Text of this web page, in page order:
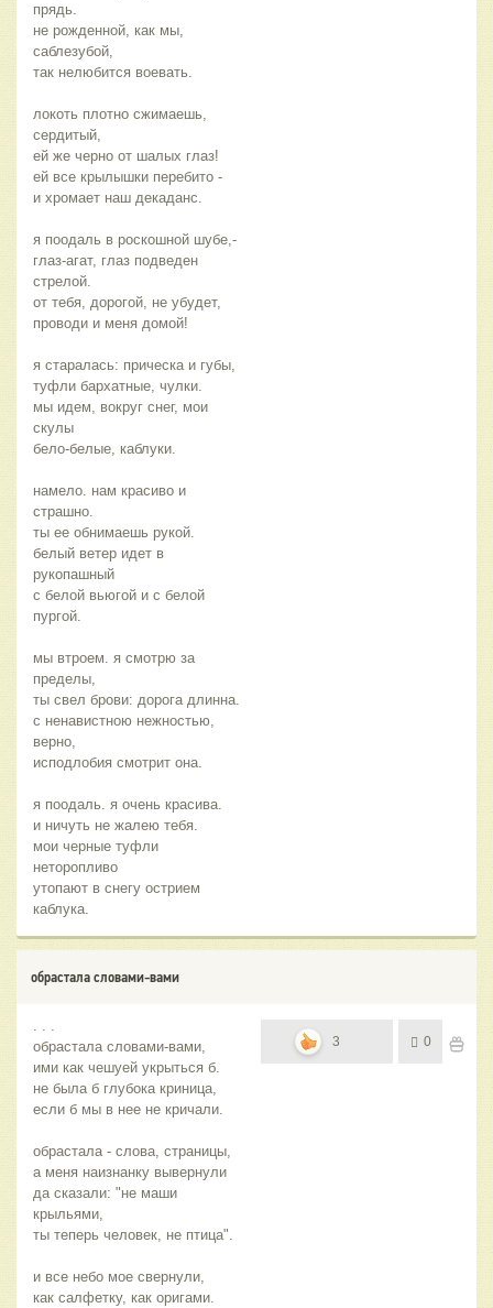
прядь.
не рожденной, как мы,
саблезубой,
так нелюбится воевать.
локоть плотно сжимаешь,
сердитый,
ей же черно от шалых глаз!
ей все крылышки перебито -
и хромает наш декаданс.
я поодаль в роскошной шубе,-
глаз-агат, глаз подведен
стрелой.
от тебя, дорогой, не убудет,
проводи и меня домой!
я старалась: прическа и губы,
туфли бархатные, чулки.
мы идем, вокруг снег, мои
скулы
бело-белые, каблуки.
намело. нам красиво и
страшно.
ты ее обнимаешь рукой.
белый ветер идет в
рукопашный
с белой вьюгой и с белой
пургой.
мы втроем. я смотрю за
пределы,
ты свел брови: дорога длинна.
с ненавистною нежностью,
верно,
исподлобия смотрит она.
я поодаль. я очень красива.
и ничуть не жалею тебя.
мои черные туфли
неторопливо
утопают в снегу острием
каблука.
обрастала словами-вами
. . .
обрастала словами-вами,
ими как чешуей укрыться б.
не была б глубока криница,
если б мы в нее не кричали.
обрастала - слова, страницы,
а меня наизнанку вывернули
да сказали: "не маши
крыльями,
ты теперь человек, не птица".
и все небо мое свернули,
как салфетку, как оригами.
3 0